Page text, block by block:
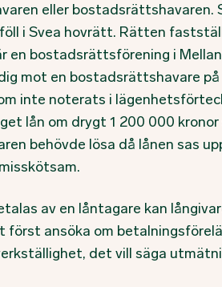
eller bostadsrättshavaren.
i Svea hovrätt. Rätten
en bostadsrättsförening i
mot en bostadsrättshavare på
inte noterats i
lån om drygt 1 200 000 kronor
behövde lösa då lånen sas
av en låntagare kan
först ansöka om
det vill säga